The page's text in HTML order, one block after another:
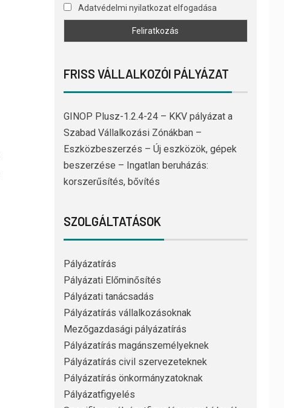
Adatvédelmi nyilatkozat elfogadása
FRISS VÁLLALKOZÓI PÁLYÁZAT
GINOP Plusz-1.2.4-24 – KKV pályázat a
Szabad Vállalkozási Zónákban –
Eszközbeszerzés – Új eszközök, gépek
beszerzése – Ingatlan beruházás:
korszerűsítés, bővítés
SZOLGÁLTATÁSOK
Pályázatírás
Pályázati Előminősítés
Pályázati tanácsadás
Pályázatírás vállalkozásoknak
Mezőgazdasági pályázatírás
Pályázatírás magánszemélyeknek
Pályázatírás civil szervezeteknek
Pályázatírás önkormányzatoknak
Pályázatfigyelés